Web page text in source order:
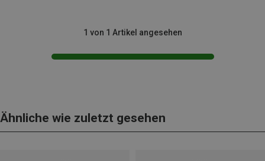
1 von 1 Artikel angesehen
Ähnliche wie zuletzt gesehen